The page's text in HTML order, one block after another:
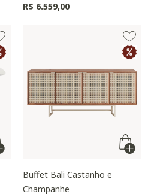
R$ 6.559,00
Buffet Bali Castanho e
Champanhe